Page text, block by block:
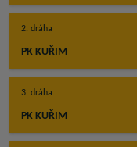
2. dráha
PK KUŘIM
3. dráha
PK KUŘIM